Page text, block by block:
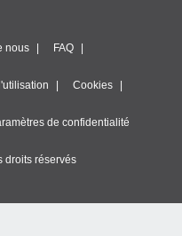
nous FAQ
Cookies
de confidentialité
droits réservés